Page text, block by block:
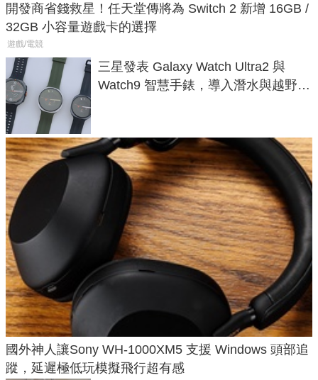
開發商省錢救星！任天堂傳將為 Switch 2 新增 16GB /
32GB 小容量遊戲卡的選擇
遊戲/電競
三星發表 Galaxy Watch Ultra2 與
Watch9 智慧手錶，導入潛水與越野跑
國外神人讓Sony WH-1000XM5 支援 Windows 頭部追
蹤，延遲極低玩模擬飛行超有感